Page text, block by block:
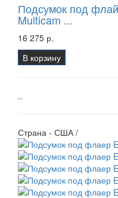
Подсумок под
Multicam ...
16 275 р.
В корзину
..
Страна - США /